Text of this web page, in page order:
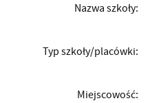
Nazwa szkoły:
Typ szkoły/placówki:
Miejscowość: